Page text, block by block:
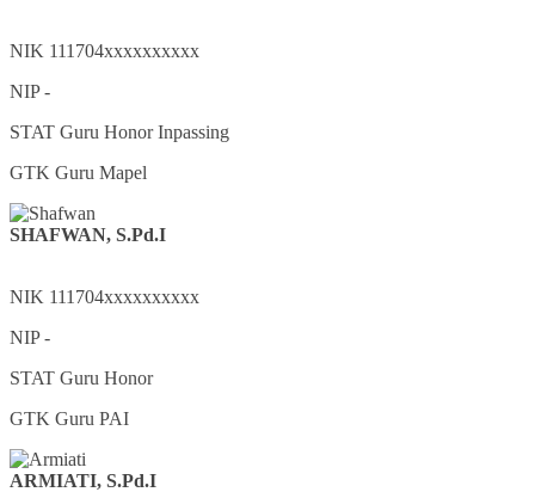
NIK 111704xxxxxxxxxx
NIP-
STAT Guru Honor Inpassing
GTK Guru Mapel
SHAFWAN, S.Pd.I
NIK 111704xxxxxxxxxx
NIP-
STAT Guru Honor
GTK Guru PAI
ARMIATI, S.Pd.I